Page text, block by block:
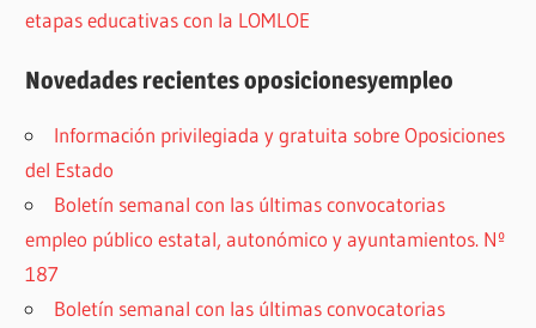
etapas educativas con la LOMLOE
Novedades recientes oposicionesyempleo
Información privilegiada y gratuita sobre Oposiciones
del Estado
Boletín semanal con las últimas convocatorias
empleo público estatal, autonómico y ayuntamientos. Nº
187
Boletín semanal con las últimas convocatorias